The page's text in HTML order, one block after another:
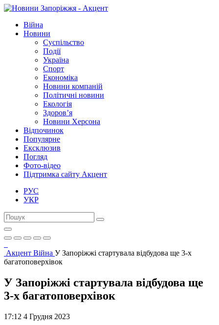
Війна
Новини
Суспільство
Події
Україна
Спорт
Економіка
Новини компаній
Політичні новини
Екологія
Здоров’я
Новини Херсона
Відпочинок
Популярне
Ексклюзив
Погляд
Фото-відео
Підтримка сайту Акцент
РУС
УКР
Акцент Війна У Запоріжжі стартувала відбудова ще 3-х
багатоповерхівок
У Запоріжжі стартувала відбудова ще
3-х багатоповерхівок
17:12 4 Грудня 2023